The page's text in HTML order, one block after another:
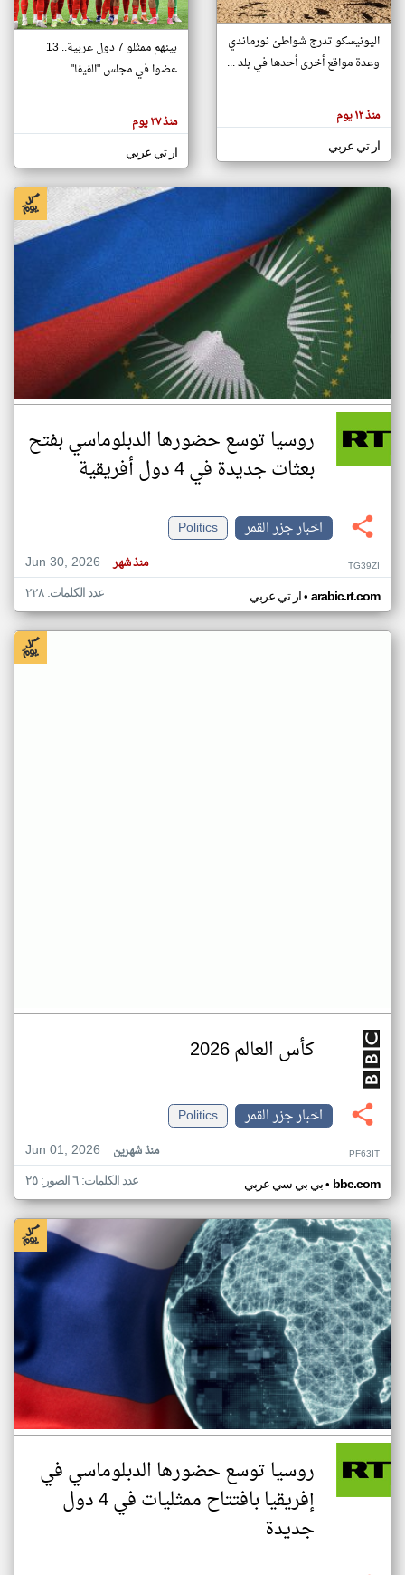
تغيير الدولة
اخبار جزر القمر على مدار الساعة
أهم اخبار جزر القمر العاجلة والمباشرة
هنا عن
وجهة
كاتبيها.
اليونيسكو تدرج شواطئ نورماندي
وعدة مواقع أخرى أحدها في بلد ...
منذ ١٢ يوم
ار تي عربي
بينهم ممثلو 7 دول عربية.. 13
عضوا في مجلس "الفيفا" ...
منذ ٢٧ يوم
ار تي عربي
روسيا توسع حضورها الدبلوماسي بفتح
بعثات جديدة في 4 دول أفريقية
اخبار جزر القمر
Politics
Jun 30, 2026
منذ شهر TG39ZI
ار تي عربي• arabic.rt.com عدد الكلمات: ٢٢٨
كأس العالم 2026
اخبار جزر القمر
Politics
Jun 01, 2026
منذ شهرين PF63IT
بي بي سي عربي• bbc.com عدد الكلمات: ٦ الصور: ٢٥
روسيا توسع حضورها الدبلوماسي في
إفريقيا بافتتاح ممثليات في 4 دول
جديدة
klyoum.com